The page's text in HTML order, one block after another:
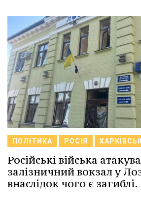
ПОЛІТИКА РОСІЯ
Російські війська
залізничний вокзал у
внаслідок чого є загиблі.